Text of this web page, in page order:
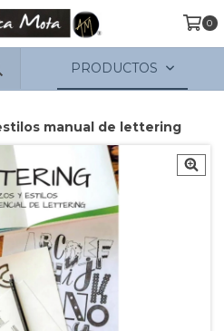
0
PRODUCTOS
manual de lettering